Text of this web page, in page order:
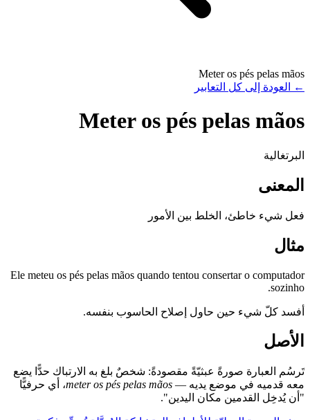
Meter os pés pelas mãos
←
العودة إلى كل التعابير
Meter os pés pelas mãos
البرتغالية
المعنى
فعل شيء خاطئ، الخلط بين الأمور
مثال
Ele meteu os pés pelas mãos quando tentou consertar o computador
sozinho.
أفسد كلّ شيء حين حاول إصلاح الحاسوب بنفسه.
الأصل
تَرسُم العبارة صورةً عبثيّةً مقصودةً: شخصٌ بلغ به الارتباك حدًّا يضع
معه قدميه في موضع يديه — meter os pés pelas mãos، أي حرفيًّا
"أن يُدخِل القدمين مكان اليدين".